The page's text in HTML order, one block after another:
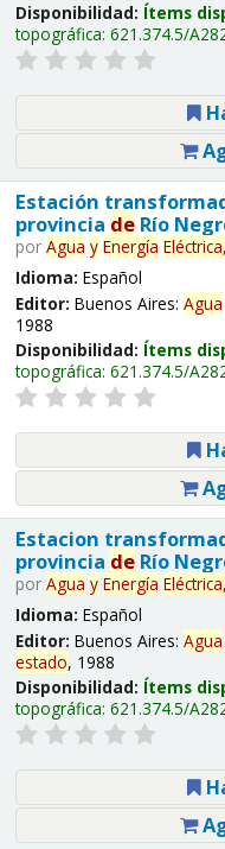
Disponibilidad: Ítems
topográfica: 621.374.5/
Estación
provincia deRío
por Agua y Energía Eléctrica,
Idioma: Español
Editor: Buenos Aires: Agua
1988
Disponibilidad: Ítems
topográfica: 621.374.5/
Estacion
provincia deRío
por Agua y Energía Eléctrica,
Idioma: Español
Editor: Buenos Aires: Agua
estado, 1988
Disponibilidad: Ítems
topográfica: 621.374.5/